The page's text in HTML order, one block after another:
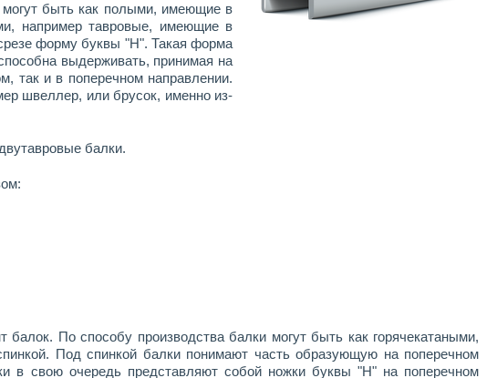
быть как полыми, имеющие в
например тавровые, имеющие в
форму буквы "Н". Такая форма
выдерживать, принимая на
так и в поперечном направлении.
швеллер, или брусок, именно из-
балки.
По способу производства балки могут быть как горячекатаными,
Под спинкой балки понимают часть образующую на поперечном
свою очередь представляют собой ножки буквы "Н" на поперечном